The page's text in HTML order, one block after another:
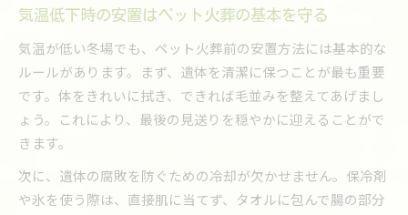
タオルや冷却材を使った安置方法を解説
家族と過ごす最期の時間と安置場所の選び方
ペット火葬に向けた丁寧な安置手順を紹介
思い出を大切にする安置準備のポイント
安置場所選びで後悔しないための知恵
遺体安置に適した場所とペット火葬の関係
安置場所の環境とペット火葬の流れを解説
気温低下時の安置はペット火葬の基本を守る
気温が低い冬場でも、ペット火葬前の安置方法には基本的な
ルールがあります。まず、遺体を清潔に保つことが最も重要
です。体をきれいに拭き、できれば毛並みを整えてあげまし
ょう。これにより、最後の見送りを穏やかに迎えることがで
きます。
次に、遺体の腐敗を防ぐための冷却が欠かせません。保冷剤
や氷を使う際は、直接肌に当てず、タオルに包んで腸の部分